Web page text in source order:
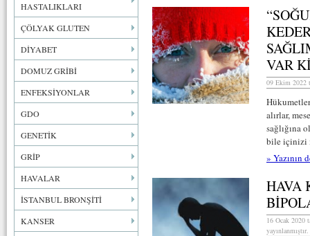
HASTALIKLARI
ÇÖLYAK GLUTEN
DİYABET
DOMUZ GRİBİ
ENFEKSİYONLAR
GDO
GENETİK
GRİP
HAVALAR
İSTANBUL BRONŞİTİ
KANSER
VAR
09 Ekim 2022
alırlar,
sağlığına
bile içinizi
» Yazının
HAVA
16 Ocak 2020
yayınlanmıştır.